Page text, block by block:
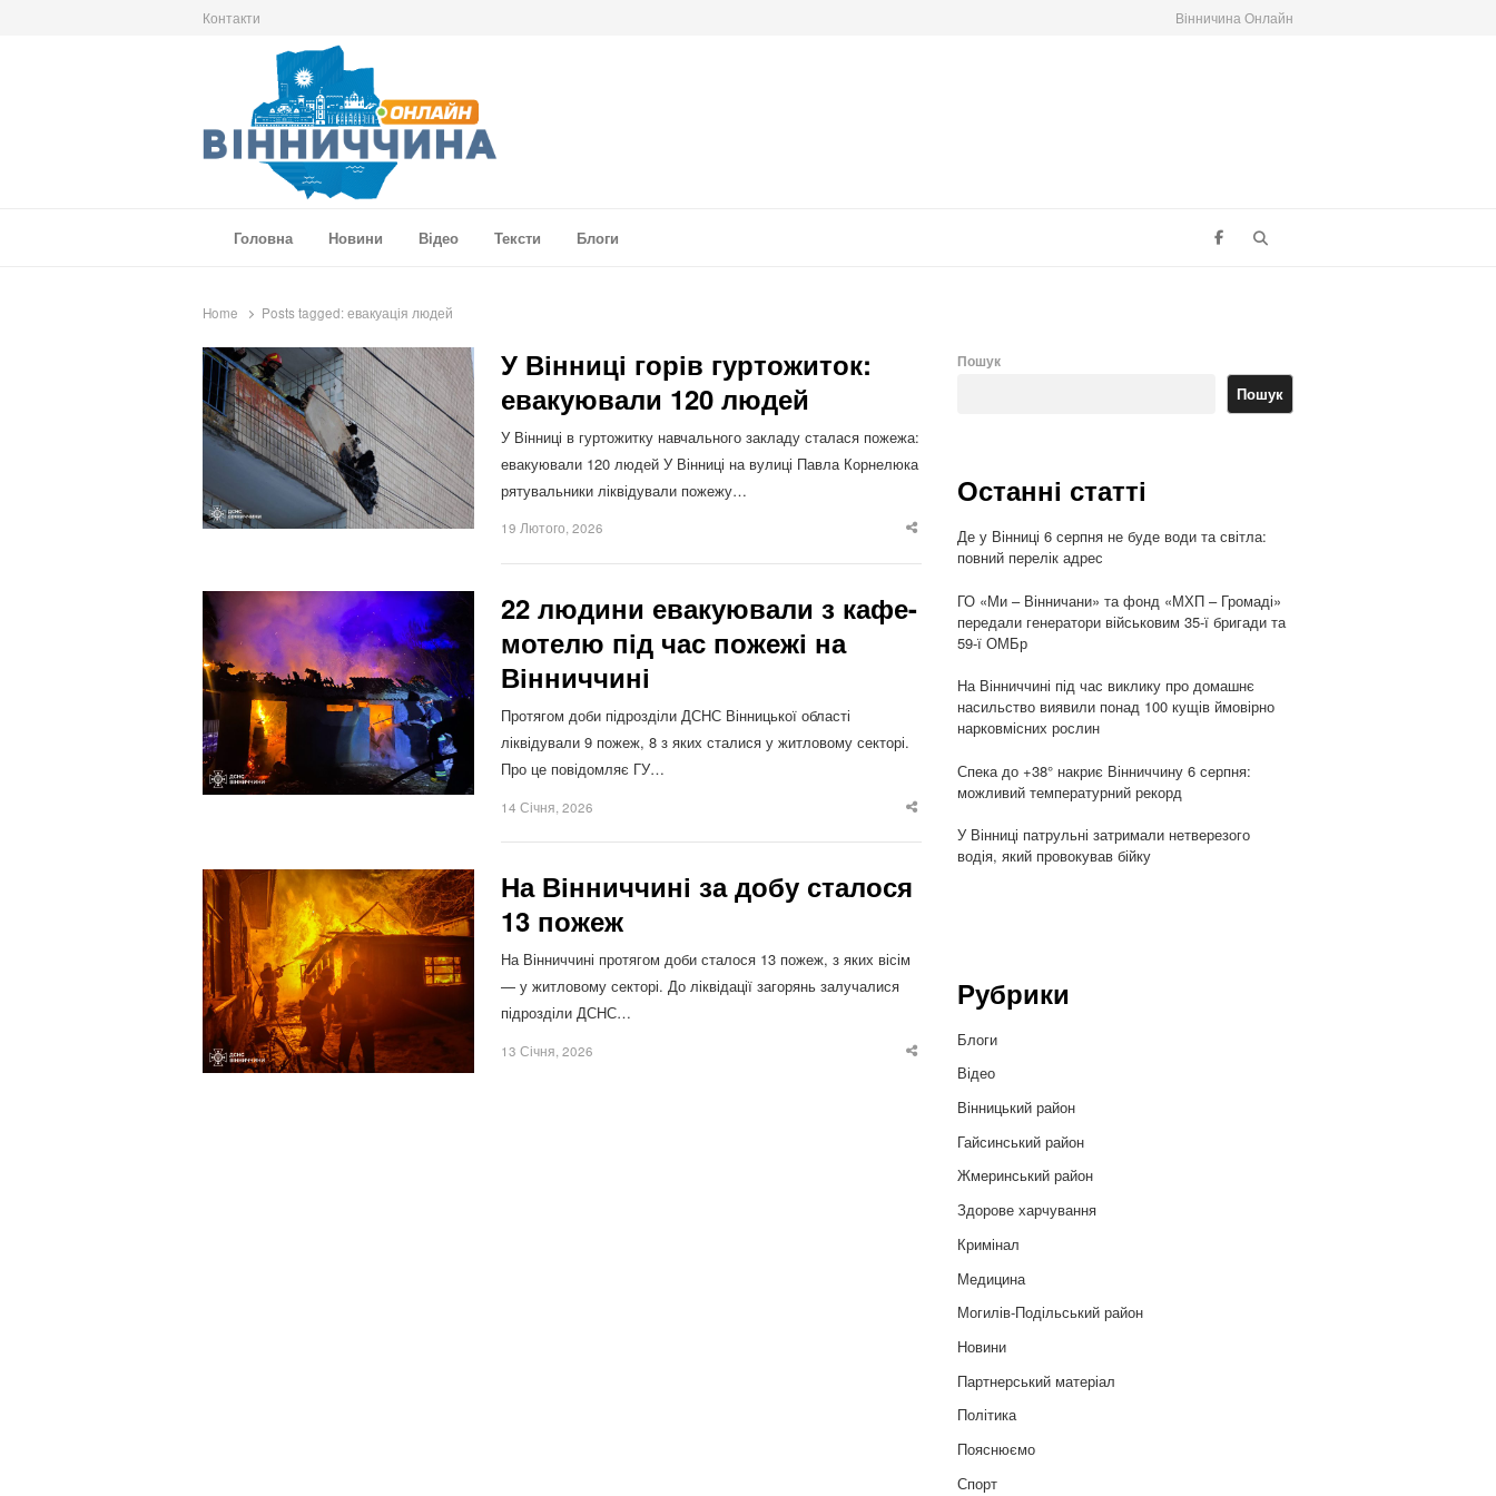
Контакти Вінничина Онлайн
Головна
Новини Відео Тексти Блоги
Home Posts tagged: евакуація людей
У Вінниці горів гуртожиток:
евакуювали 120 людей
У Вінниці в гуртожитку навчального закладу сталася пожежа:
евакуювали 120 людей У Вінниці на вулиці Павла Корнелюка
рятувальники ліквідували пожежу…
19 Лютого, 2026
Share
22 людини евакуювали з кафе-
мотелю під час пожежі на
Вінниччині
Протягом доби підрозділи ДСНС Вінницької області
ліквідували 9 пожеж, 8 з яких сталися у житловому секторі.
Про це повідомляє ГУ…
14 Січня, 2026
Share
На Вінниччині за добу сталося
13 пожеж
На Вінниччині протягом доби сталося 13 пожеж, з яких вісім
— у житловому секторі. До ліквідації загорянь залучалися
підрозділи ДСНС…
13 Січня, 2026
Share
Пошук
Пошук
Останні статті
Де у Вінниці 6 серпня не буде води та світла:
повний перелік адрес
ГО «Ми – Вінничани» та фонд «МХП – Громаді»
передали генератори військовим 35-ї бригади та
59-ї ОМБр
На Вінниччині під час виклику про домашнє
насильство виявили понад 100 кущів ймовірно
нарковмісних рослин
Спека до +38° накриє Вінниччину 6 серпня:
можливий температурний рекорд
У Вінниці патрульні затримали нетверезого
водія, який провокував бійку
Рубрики
Блоги
Відео
Вінницький район
Гайсинський район
Жмеринський район
Здорове харчування
Кримінал
Медицина
Могилів-Подільський район
Новини
Партнерський матеріал
Політика
Пояснюємо
Спорт